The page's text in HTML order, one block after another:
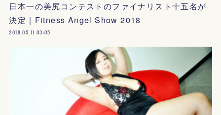
日本一の美尻コンテストのファイナリスト十五名が
決定｜Fitness Angel Show 2018
2018.05.11 03:05